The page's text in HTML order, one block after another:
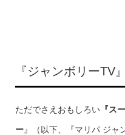
『ジャンボリーTV
ただでさえおもしろい『ス
ー』（以下、『マリパ ジャ